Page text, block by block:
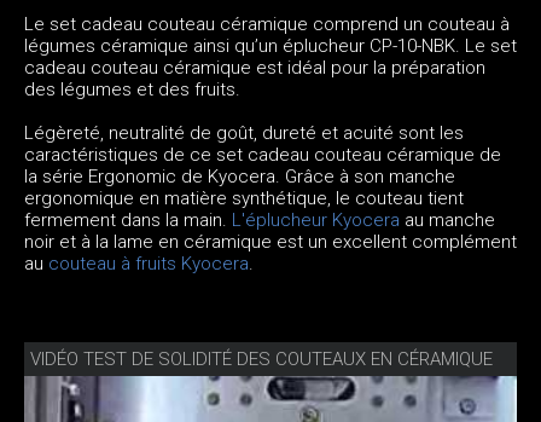
Le set cadeau couteau céramique comprend un couteau à
légumes céramique ainsi qu’un éplucheur CP-10-NBK. Le set
cadeau couteau céramique est idéal pour la préparation
des légumes et des fruits.
Légèreté, neutralité de goût, dureté et acuité sont les
caractéristiques de ce set cadeau couteau céramique de
la série Ergonomic de Kyocera. Grâce à son manche
ergonomique en matière synthétique, le couteau tient
fermement dans la main. L'éplucheur Kyocera au manche
noir et à la lame en céramique est un excellent complément
au couteau à fruits Kyocera.
VIDÉO TEST DE SOLIDITÉ DES COUTEAUX EN CÉRAMIQUE